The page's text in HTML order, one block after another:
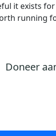
it exists
running
Doneer